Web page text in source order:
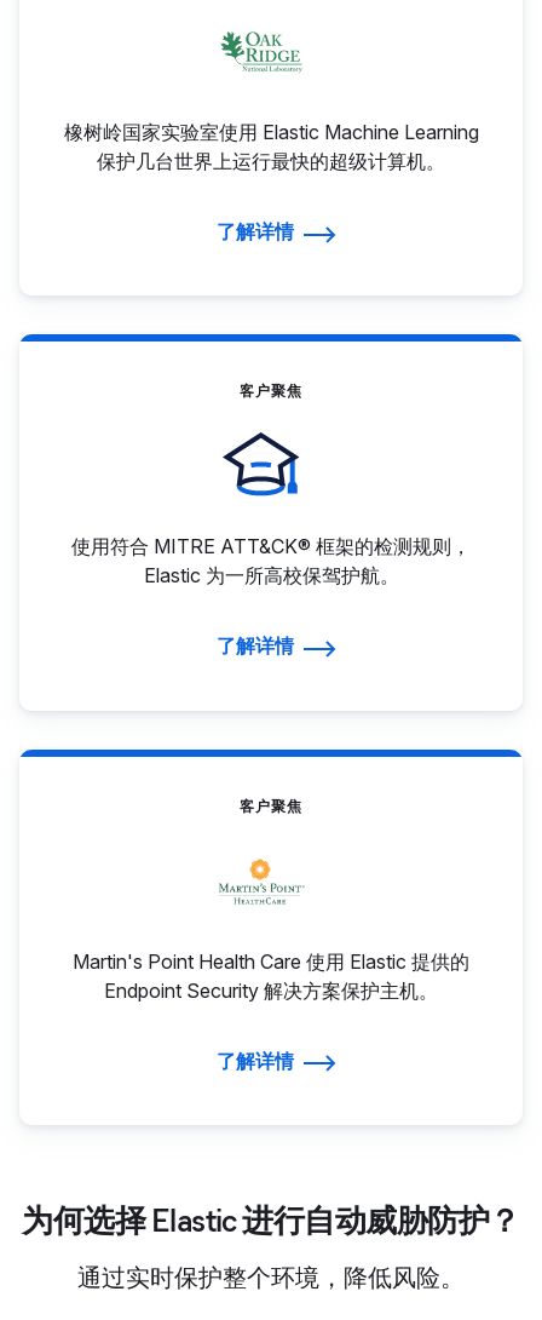
橡树岭国家实验室使用 Elastic Machine Learning
保护几台世界上运行最快的超级计算机。
了解详情
客户聚焦
使用符合 MITRE ATT&CK® 框架的检测规则，
Elastic 为一所高校保驾护航。
了解详情
客户聚焦
Martin's Point Health Care 使用 Elastic 提供的
Endpoint Security 解决方案保护主机。
了解详情
为何选择 Elastic 进行自动威胁防护？
通过实时保护整个环境，降低风险。